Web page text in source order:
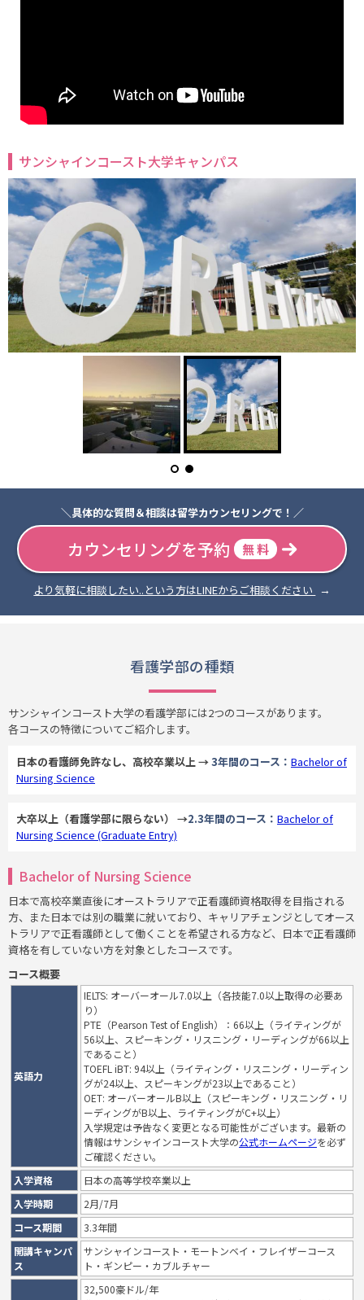
サンシャインコースト大学キャンパス
＼具体的な質問＆相談は留学カウンセリングで！／
カウンセリングを予約 無 料
より気軽に相談したい..という方はLINEからご相談ください
看護学部の種類
サンシャインコースト大学の看護学部には2つのコースがあります。
各コースの特徴についてご紹介します。
日本の看護師免許なし、高校卒業以上 →3年間のコース： Bachelor of
Nursing Science
大卒以上（看護学部に限らない） →2.3年間のコース： Bachelor of
Nursing Science (Graduate Entry)
Bachelor of Nursing Science
日本で高校卒業直後にオーストラリアで正看護師資格取得を目指される
方、また日本では別の職業に就いており、キャリアチェンジとしてオース
トラリアで正看護師として働くことを希望される方など、日本で正看護師
資格を有していない方を対象としたコースです。
コース概要
英語力
IELTS: オーバーオール7.0以上（各技能7.0以上取得の必要あ
り）
PTE（Pearson Test of English）：66以上（ライティングが
56以上、スピーキング・リスニング・リーディングが66以上
であること）
TOEFL iBT: 94以上（ライティング・リスニング・リーディン
グが24以上、スピーキングが23以上であること）
OET: オーバーオールB以上（スピーキング・リスニング・リ
ーディングがB以上、ライティングがC+以上）
入学規定は予告なく変更となる可能性がございます。最新の
情報はサンシャインコースト大学の公式ホームページを必ず
ご確認ください。
入学資格
日本の高等学校卒業以上
入学時期
2月/7月
コース期間
3.3年間
開講キャンパ
ス
サンシャインコースト・モートンベイ・フレイザーコース
ト・ギンピー・カブルチャー
32,500豪ドル/年